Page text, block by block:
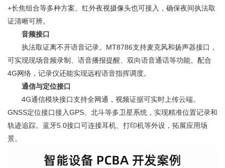
+长焦组合等多种方案。红外夜视摄像头也可接入，确保夜间执法取
证清晰可辨。
音频接口
执法取证离不开语音记录。MT8786支持麦克风和扬声器接口，
可实现现场音频录制、语音播报提醒、双向语音通话等功能。配合
4G网络，记录仪还能实现远程语音指挥调度。
通信与定位接口
4G通信模块接口支持全网通，视频证据可实时上传云端。
GNSS定位接口接入GPS、北斗等多卫星系统，实现精准位置记录和
轨迹追踪。蓝牙5.0接口可连接耳机、打印机等外设，拓展应用场
景。